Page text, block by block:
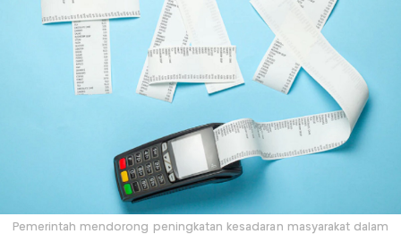
Pemerintah mendorong peningkatan kesadaran masyarakat dalam